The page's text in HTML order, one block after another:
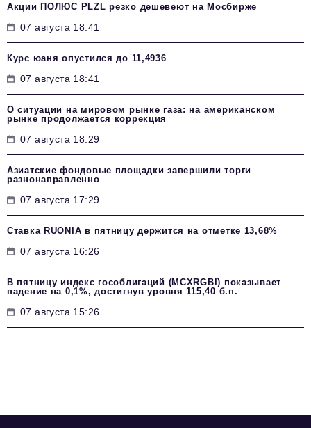
Акции ПОЛЮС PLZL резко дешевеют на Мосбирже
07 августа 18:41
Курс юаня опустился до 11,4936
07 августа 18:41
О ситуации на мировом рынке газа: на американском
рынке продолжается коррекция
07 августа 18:29
Азиатские фондовые площадки завершили торги
разнонаправленно
07 августа 17:29
Ставка RUONIA в пятницу держится на отметке 13,68%
07 августа 16:26
В пятницу индекс гособлигаций (MCXRGBI) показывает
падение на 0,1%, достигнув уровня 115,40 б.п.
07 августа 15:26